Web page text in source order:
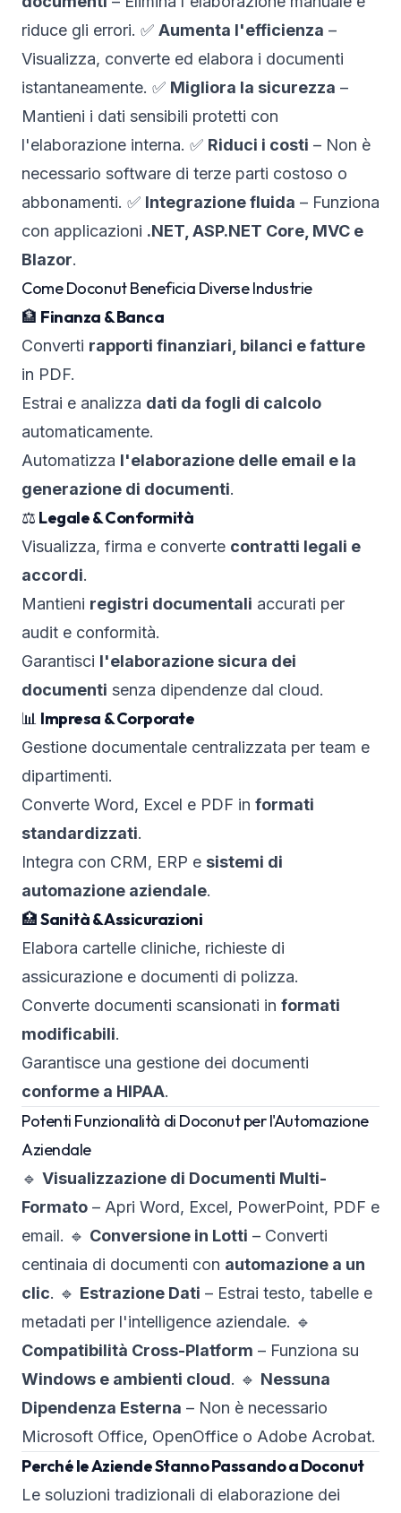
riduce gli errori. ✅ Aumenta l'efficienza –
Visualizza, converte ed elabora i documenti
istantaneamente. ✅ Migliora la sicurezza –
Mantieni i dati sensibili protetti con
l'elaborazione interna. ✅ Riduci i costi – Non è
necessario software di terze parti costoso o
abbonamenti. ✅ Integrazione fluida – Funziona
con applicazioni .NET, ASP.NET Core, MVC e
Blazor.
Come Doconut Beneficia Diverse Industrie
🏦 Finanza & Banca
Converti rapporti finanziari, bilanci e fatture
in PDF.
Estrai e analizza dati da fogli di calcolo
automaticamente.
Automatizza l'elaborazione delle email e la
generazione di documenti.
⚖️ Legale & Conformità
Visualizza, firma e converte contratti legali e
accordi.
Mantieni registri documentali accurati per
audit e conformità.
Garantisci l'elaborazione sicura dei
documenti senza dipendenze dal cloud.
📊 Impresa & Corporate
Gestione documentale centralizzata per team e
dipartimenti.
Converte Word, Excel e PDF in formati
standardizzati.
Integra con CRM, ERP e sistemi di
automazione aziendale.
🏥Sanità & Assicurazioni
Elabora cartelle cliniche, richieste di
assicurazione e documenti di polizza.
Converte documenti scansionati in formati
modificabili.
Garantisce una gestione dei documenti
conforme a HIPAA.
Potenti Funzionalità di Doconut per l'Automazione
Aziendale
🔹 Visualizzazione di Documenti Multi-
Formato – Apri Word, Excel, PowerPoint, PDF e
email. 🔹 Conversione in Lotti – Converti
centinaia di documenti con automazione a un
clic. 🔹 Estrazione Dati – Estrai testo, tabelle e
metadati per l'intelligence aziendale. 🔹
Compatibilità Cross-Platform – Funziona su
Windows e ambienti cloud. 🔹 Nessuna
Dipendenza Esterna – Non è necessario
Microsoft Office, OpenOffice o Adobe Acrobat.
Perché le Aziende Stanno Passando a Doconut
Le soluzioni tradizionali di elaborazione dei